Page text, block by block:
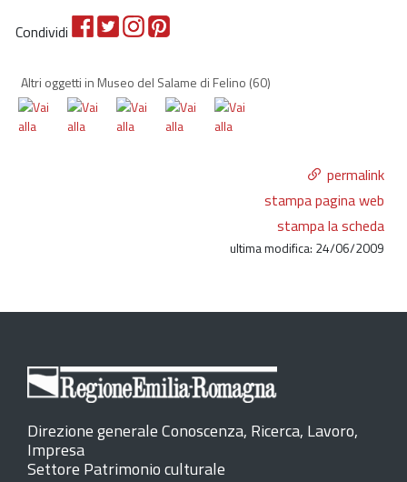
Condividi
Altri oggetti in Museo del Salame di Felino (60)
permalink
stampa pagina web
stampa la scheda
ultima modifica: 24/06/2009
Direzione generale Conoscenza, Ricerca, Lavoro,
Impresa
Settore Patrimonio culturale